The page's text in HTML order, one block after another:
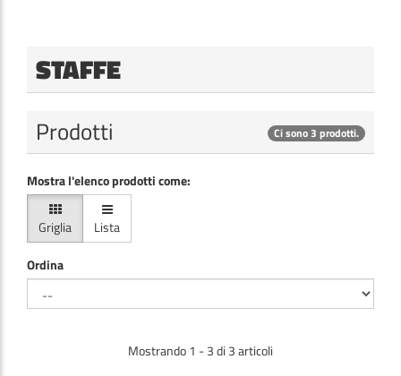
STAFFE
Prodotti Ci sono 3 prodotti.
Mostra l'elenco prodotti come:
Griglia
Lista
Ordina
Mostrando 1 - 3 di 3 articoli